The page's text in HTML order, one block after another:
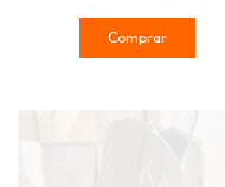
Comprar